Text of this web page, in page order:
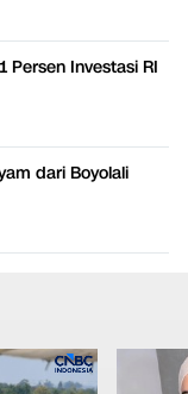
Persen Investasi RI
dari Boyolali